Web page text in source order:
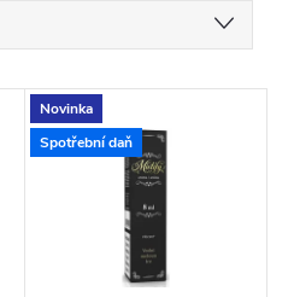
Novinka
Spotřební daň